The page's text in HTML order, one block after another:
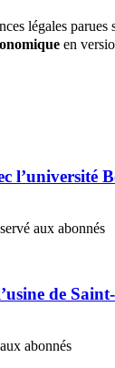
légales parues
en
l’université
aux abonnés
de
abonnés